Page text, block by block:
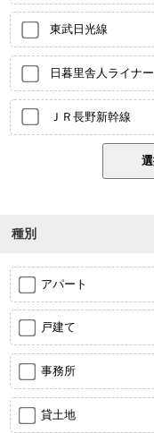
東武日光線
日暮里舎人ライナー
ＪＲ長野新幹線
種別
アパート
戸建て
事務所
貸土地